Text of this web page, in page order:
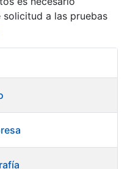
a las pruebas